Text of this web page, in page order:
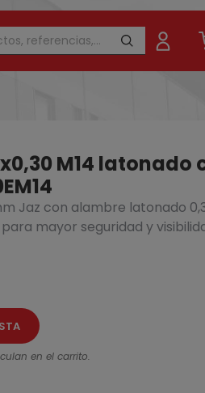
M14 latonado
Jaz con alambre latonado
mayor seguridad y
en el carrito.